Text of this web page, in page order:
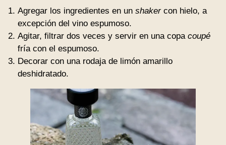
Agregar los ingredientes en un shaker con hielo, a
excepción del vino espumoso.
Agitar, filtrar dos veces y servir en una copa coupé
fría con el espumoso.
Decorar con una rodaja de limón amarillo
deshidratado.